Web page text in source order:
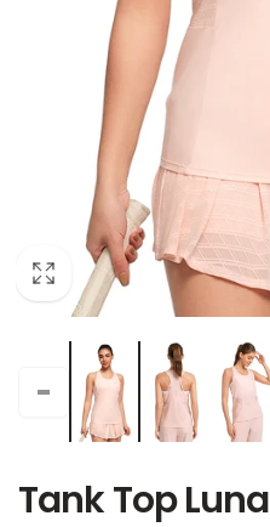
Tank Top Luna